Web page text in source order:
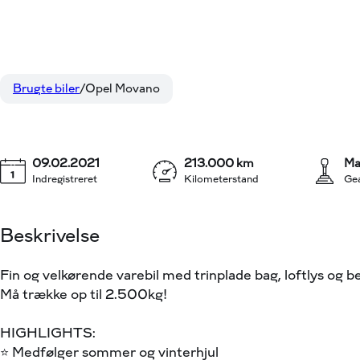
L2H2 2,3 CDTI Enjoy 150HK Van 6g
Brugte biler Opel Movano
Indregistreret
09.02.2021
Kilometerstand
213.000 km
Beskrivelse
Fin og velkørende varebil med trinplade bag, loftlys og
Må trække op til 2.500kg!
HIGHLIGHTS:
⭐️ Medfølger sommer og vinterhjul